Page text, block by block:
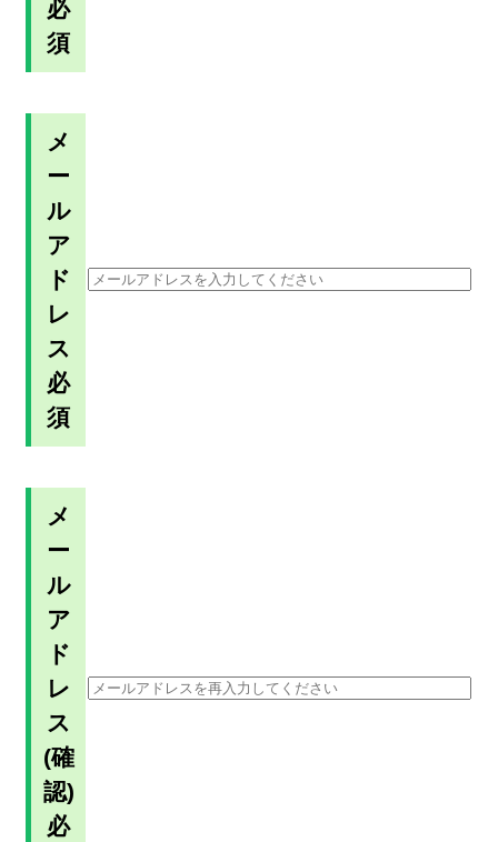
必
須
メ
ー
ル
ア
ド
レ
ス
必
須
メ
ー
ル
ア
ド
レ
ス
(確
認)
必